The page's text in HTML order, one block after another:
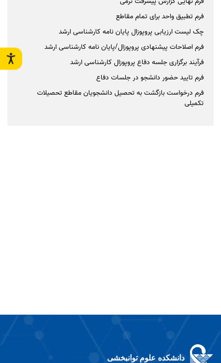
فرم تطبیق واحد برای تمام مقاطع
چک لیست ارزیابی پروپوزال پایان نامه کارشناسی ارشد
فرم اصلاحات پیشنهادی پروپوزال/پایان نامه کارشناسی ارشد
فرآیند برگزاری جلسه دفاع پروپوزال کارشناسی ارشد
فرم تایید حضور دانشجو در جلسات دفاع
فرم درخواست بازگشت به تحصیل دانشجویان مقاطع تحصیلات
تکمیلی
دانشکده علوم توانبخشی